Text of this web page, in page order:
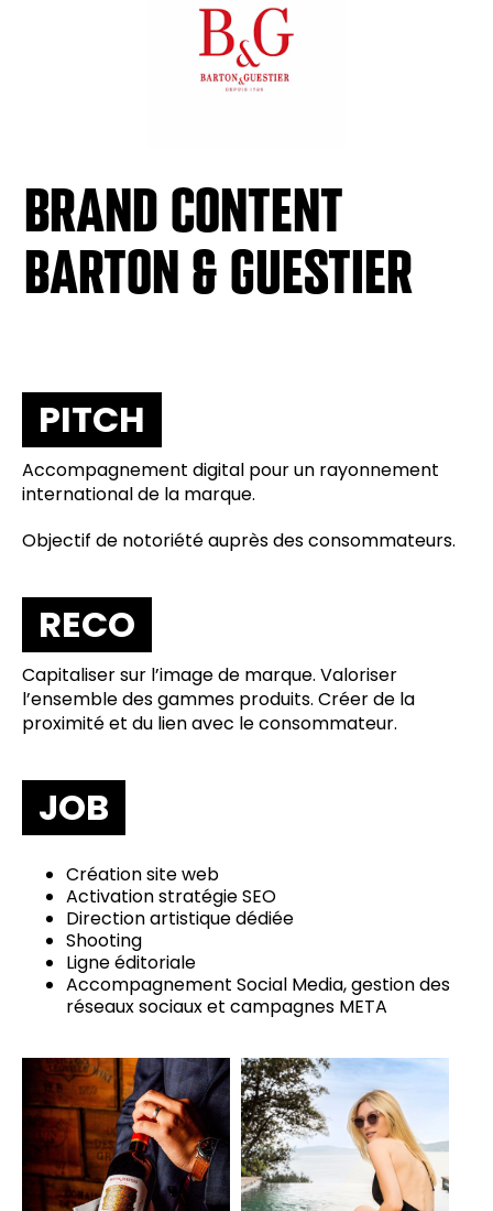
BRAND CONTENT
BARTON & GUESTIER
PITCH
Accompagnement digital pour un rayonnement
international de la marque.
Objectif de notoriété auprès des consommateurs.
RECO
Capitaliser sur l’image de marque. Valoriser
l’ensemble des gammes produits. Créer de la
proximité et du lien avec le consommateur.
JOB
Création site web
Activation stratégie SEO
Direction artistique dédiée
Shooting
Ligne éditoriale
Accompagnement Social Media, gestion des
réseaux sociaux et campagnes META